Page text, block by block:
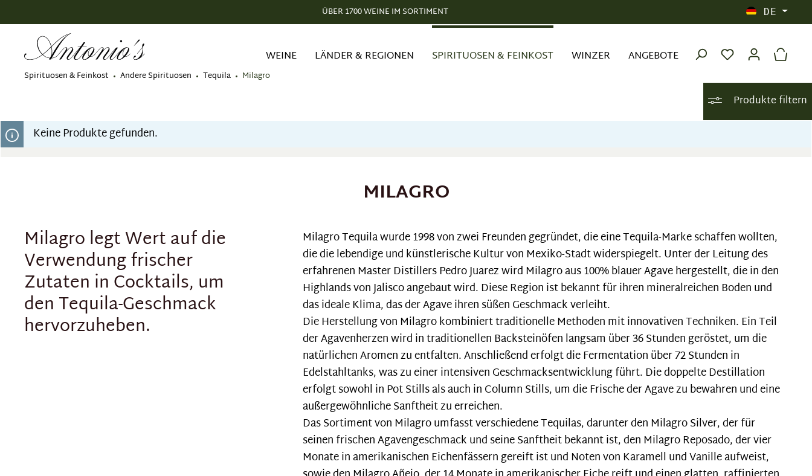
ÜBER 1700 WEINE IM SORTIMENT DE
Spirituosen & Feinkost Andere Spirituosen Tequila Milagro
WEINE LÄNDER & REGIONEN SPIRITUOSEN & FEINKOST WINZER ANGEBOTE
Produkte filtern
Keine Produkte gefunden.
MILAGRO
Milagro legt Wert auf die
Verwendung frischer
Zutaten in Cocktails, um
den Tequila-Geschmack
hervorzuheben.
Milagro Tequila wurde 1998 von zwei Freunden gegründet, die eine Tequila-Marke schaffen wollten,
die die lebendige und künstlerische Kultur von Mexiko-Stadt widerspiegelt. Unter der Leitung des
erfahrenen Master Distillers Pedro Juarez wird Milagro aus 100% blauer Agave hergestellt, die in den
Highlands von Jalisco angebaut wird. Diese Region ist bekannt für ihren mineralreichen Boden und
das ideale Klima, das der Agave ihren süßen Geschmack verleiht.
Die Herstellung von Milagro kombiniert traditionelle Methoden mit innovativen Techniken. Ein Teil
der Agavenherzen wird in traditionellen Backsteinöfen langsam über 36 Stunden geröstet, um die
natürlichen Aromen zu entfalten. Anschließend erfolgt die Fermentation über 72 Stunden in
Edelstahltanks, was zu einer intensiven Geschmacksentwicklung führt. Die doppelte Destillation
erfolgt sowohl in Pot Stills als auch in Column Stills, um die Frische der Agave zu bewahren und eine
außergewöhnliche Sanftheit zu erreichen.
Das Sortiment von Milagro umfasst verschiedene Tequilas, darunter den Milagro Silver, der für
seinen frischen Agavengeschmack und seine Sanftheit bekannt ist, den Milagro Reposado, der vier
Monate in amerikanischen Eichenfässern gereift ist und Noten von Karamell und Vanille aufweist,